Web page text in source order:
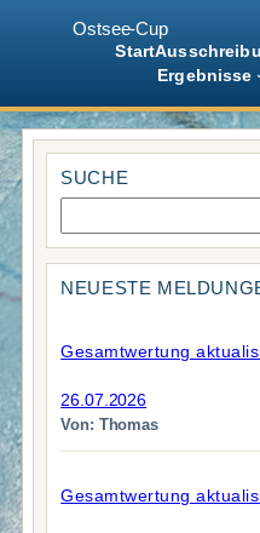
Zum
Inhalt
springen
Ostsee-Cup
Start
Ergebnisse
SUCHE
u
c
h
NEUESTE
Gesamtwertung
26.07.2026
Von: Thomas
Gesamtwertung